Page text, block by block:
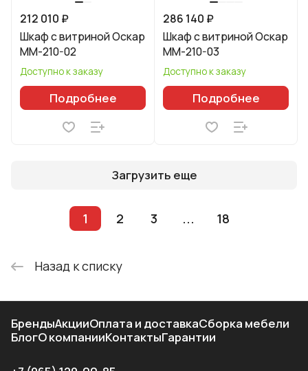
212 010 ₽
Шкаф с витриной Оскар
ММ-210-02
Доступно к заказу
Подробнее
286 140 ₽
Шкаф с витриной Оскар
ММ-210-03
Доступно к заказу
Подробнее
Загрузить еще
1 2 3 ... 18
Назад к списку
БрендыАкцииОплата и доставкаСборка мебели
БлогО компанииКонтактыГарантии